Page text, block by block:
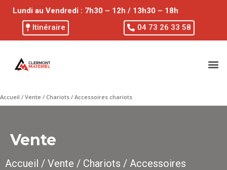
Lundi au Vendredi : 7h30 – 12h / 13h30 – 18h
Itinéraire
04 73 26 33 58
Accueil / Vente / Chariots / Accessoires chariots
Vente
Accueil / Vente / Chariots / Accessoires